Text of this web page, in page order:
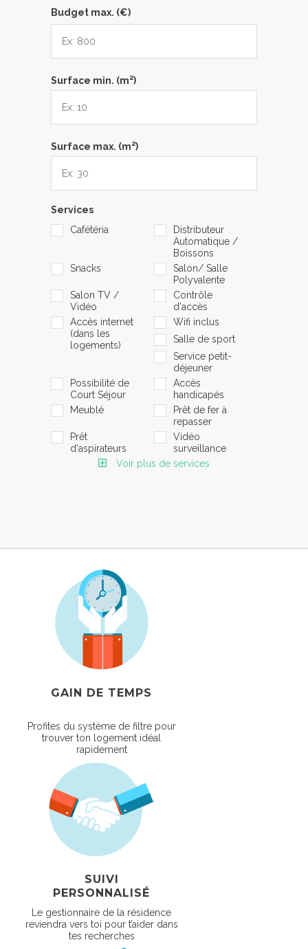
Budget max. (€)
Surface min. (m2)
Surface max. (m2)
Services
Cafétéria
Distributeur
Automatique /
Boissons
Snacks
Salon/ Salle
Polyvalente
Salon TV /
Vidéo
Contrôle
d'accès
Accès internet
(dans les
logements)
Wifi inclus
Salle de sport
Service petit-
déjeuner
Possibilité de
Court Séjour
Accès
handicapés
Meublé
Prêt de fer à
repasser
Prêt
d'aspirateurs
Vidéo
surveillance
Voir plus de services
GAIN DE TEMPS
Profites du système de filtre pour
trouver ton logement idéal
rapidement
SUIVI
PERSONNALISÉ
Le gestionnaire de la résidence
reviendra vers toi pour t’aider dans
tes recherches